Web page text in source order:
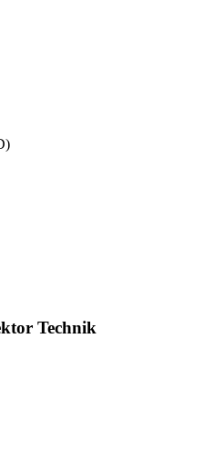
Technik